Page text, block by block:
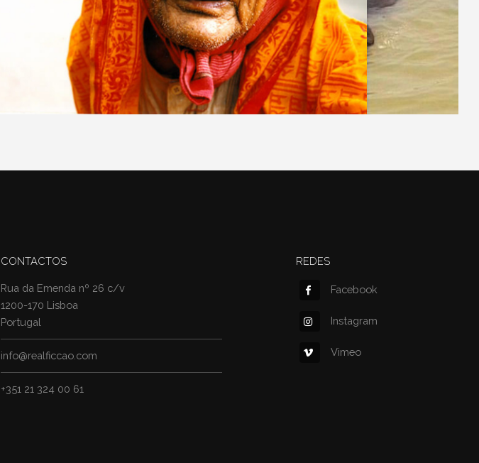
CONTACTOS
Rua da Emenda nº 26 c/v
1200-170 Lisboa
Portugal
info@realficcao.com
+351 21 324 00 61
REDES
Facebook
Instagram
Vimeo